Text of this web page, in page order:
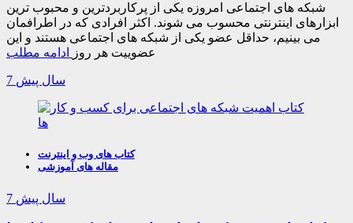
شبکه های اجتماعی امروزه یکی از پرکاربردترین و محبوب ترین
ابزارهای اینترنتی محسوب می شوند. اکثر افرادی که در اطرافمان
می بینیم، حداقل عضو یکی از شبکه های اجتماعی هستند و این
عضوییت هر روز
ادامه مطلب
7 سال پیش
کتاب های وب و اینترنت
مقاله های آموزشی
7 سال پیش